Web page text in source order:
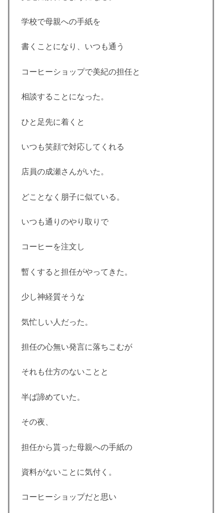
学校で母親への手紙を
書くことになり、いつも通う
コーヒーショップで美紀の担任と
相談することになった。
ひと足先に着くと
いつも笑顔で対応してくれる
店員の成瀬さんがいた。
どことなく朋子に似ている。
いつも通りのやり取りで
コーヒーを注文し
暫くすると担任がやってきた。
少し神経質そうな
気忙しい人だった。
担任の心無い発言に落ちこむが
それも仕方のないことと
半ば諦めていた。
その夜、
担任から貰った母親への手紙の
資料がないことに気付く。
コーヒーショップだと思い